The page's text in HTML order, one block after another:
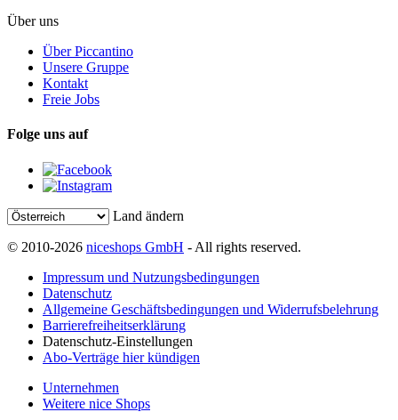
Über uns
Über Piccantino
Unsere Gruppe
Kontakt
Freie Jobs
Folge uns auf
Land ändern
© 2010-2026 niceshops GmbH - All rights reserved.
Impressum und Nutzungsbedingungen
Datenschutz
Allgemeine Geschäftsbedingungen und Widerrufsbelehrung
Barrierefreiheitserklärung
Datenschutz-Einstellungen
Abo-Verträge hier kündigen
Unternehmen
Weitere nice Shops